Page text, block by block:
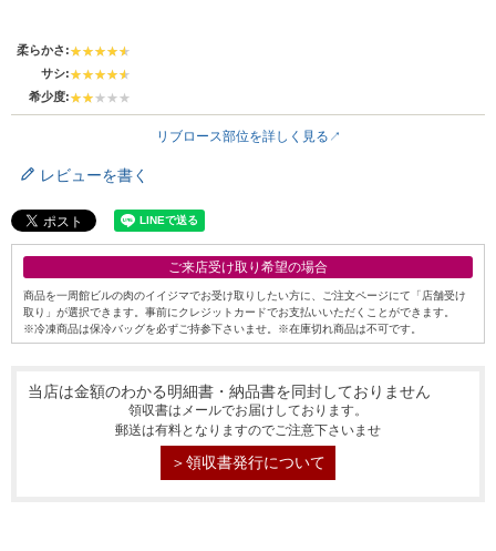
シーン別特集
お中元ハムギフ
ト
柔らかさ:
サシ:
希少度:
リブロース部位を詳しく見る
レビューを書く
ご来店受け取り希望の場合
商品を一周館ビルの肉のイイジマでお受け取りしたい方に、ご注文ページにて「店舗受け
取り」が選択できます。事前にクレジットカードでお支払いいただくことができます。
※冷凍商品は保冷バッグを必ずご持参下さいませ。※在庫切れ商品は不可です。
当店は金額のわかる明細書・納品書を同封しておりません
領収書はメールでお届けしております。
郵送は有料となりますのでご注意下さいませ
＞領収書発行について